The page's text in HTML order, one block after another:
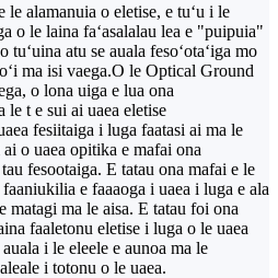
le alamanuia o eletise, e tuʻu i le
o le laina faʻasalalau lea e "puipuia"
tuʻuina atu se auala fesoʻotaʻiga mo
ma isi vaega.O le Optical Ground
o lona uiga e lua ona
le t e sui ai uaea eletise
fesiitaiga i luga faatasi ai ma le
o uaea opitika e mafai ona
fesootaiga. E tatau ona mafai e le
e faaaoga i uaea i luga e ala
matagi ma le aisa. E tatau foi ona
faaletonu eletise i luga o le uaea
i le eleele e aunoa ma le
i totonu o le uaea.